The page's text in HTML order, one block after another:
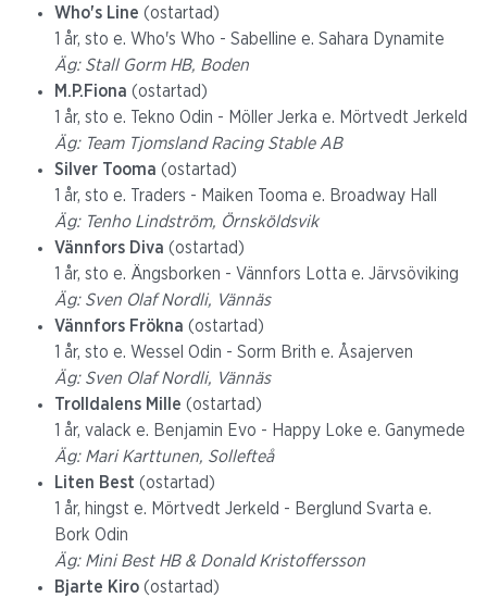
Who's Line (ostartad)
1 år, sto e. Who's Who - Sabelline e. Sahara Dynamite
Äg: Stall Gorm HB, Boden
M.P.Fiona (ostartad)
1 år, sto e. Tekno Odin - Möller Jerka e. Mörtvedt Jerkeld
Äg: Team Tjomsland Racing Stable AB
Silver Tooma (ostartad)
1 år, sto e. Traders - Maiken Tooma e. Broadway Hall
Äg: Tenho Lindström, Örnsköldsvik
Vännfors Diva (ostartad)
1 år, sto e. Ängsborken - Vännfors Lotta e. Järvsöviking
Äg: Sven Olaf Nordli, Vännäs
Vännfors Frökna (ostartad)
1 år, sto e. Wessel Odin - Sorm Brith e. Åsajerven
Äg: Sven Olaf Nordli, Vännäs
Trolldalens Mille (ostartad)
1 år, valack e. Benjamin Evo - Happy Loke e. Ganymede
Äg: Mari Karttunen, Sollefteå
Liten Best (ostartad)
1 år, hingst e. Mörtvedt Jerkeld - Berglund Svarta e.
Bork Odin
Äg: Mini Best HB & Donald Kristoffersson
Bjarte Kiro (ostartad)